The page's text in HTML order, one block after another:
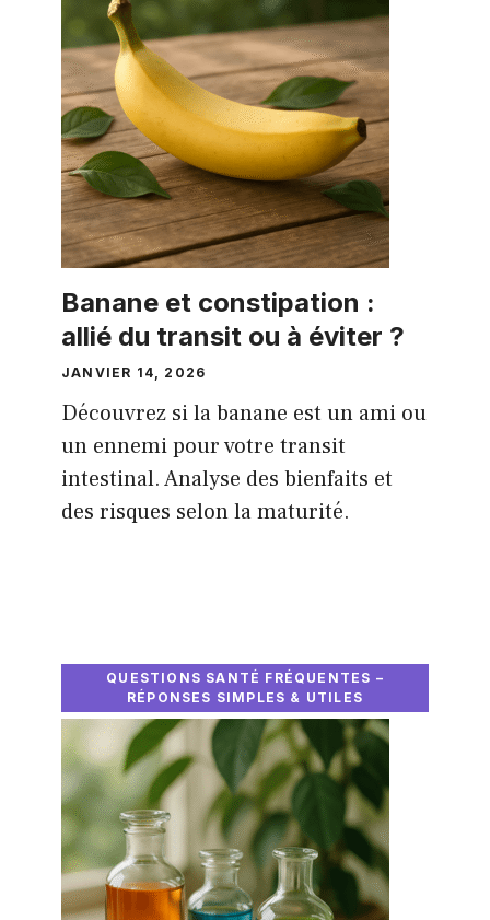
Banane et constipation :
allié du transit ou à éviter ?
JANVIER 14, 2026
Découvrez si la banane est un ami ou
un ennemi pour votre transit
intestinal. Analyse des bienfaits et
des risques selon la maturité.
QUESTIONS SANTÉ FRÉQUENTES –
RÉPONSES SIMPLES & UTILES